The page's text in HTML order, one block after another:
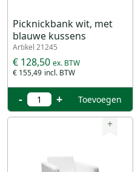
Picknickbank wit, met
blauwe kussens
Artikel 21245
€ 155,49
€ 128,50
- + Toevoegen
+